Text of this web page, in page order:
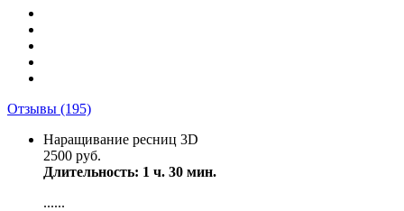
Отзывы (195)
Наращивание ресниц 3D
2500 руб.
Длительность: 1 ч. 30 мин.
......